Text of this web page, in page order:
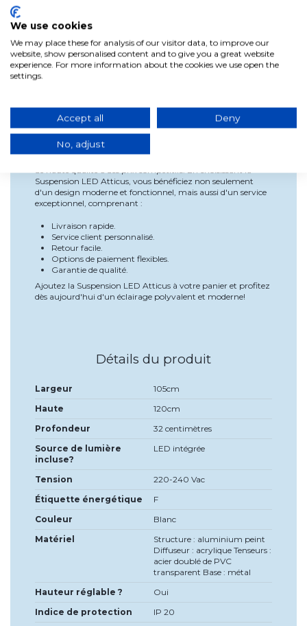
vos factures.
L'installation de la Suspension Atticus est simple et rapide. Il
vous suffit de fixer la suspension au plafond et de la
connecter à la source d'alimentation. Avec la
télécommande, vous pouvez ajuster l'intensité et la couleur
permet de changer l'éclairage en fonction des occasions, que
ce soit pour une soirée cosy ou pour illuminer une salle de
travail.
Pourquoi choisir notre produit
Suspension LED Atticus, vous bénéficiez non seulement
d'un design moderne et fonctionnel, mais aussi d'un service
exceptionnel, comprenant :
Livraison rapide.
Service client personnalisé.
Retour facile.
Options de paiement flexibles.
Garantie de qualité.
Ajoutez la Suspension LED Atticus à votre panier et profitez
dès aujourd'hui d'un éclairage polyvalent et moderne!
Détails du produit
Largeur
105cm
Haute
120cm
Profondeur
32 centimètres
Source de lumière
incluse?
LED intégrée
Tension
220-240 Vac
Étiquette énergétique
F
Couleur
Blanc
Matériel
Structure : aluminium peint
Diffuseur : acrylique Tenseurs :
acier doublé de PVC
transparent Base : métal
Hauteur réglable ?
Oui
Indice de protection
IP 20
We use cookies
We may place these for analysis of our visitor data, to improve our
website, show personalised content and to give you a great website
experience. For more information about the cookies we use open the
settings.
Accept all Deny
No, adjust